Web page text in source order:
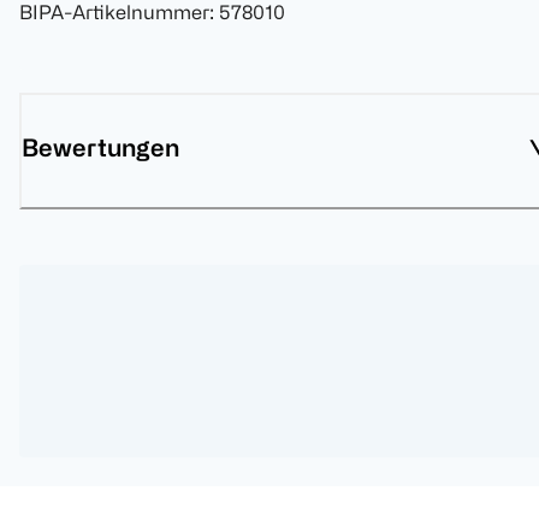
BIPA-Artikelnummer: 578010
Bewertungen